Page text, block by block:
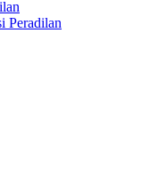
Peradilan